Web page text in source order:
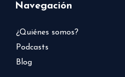
Navegación
¿Quiénes somos?
Podcasts
Blog